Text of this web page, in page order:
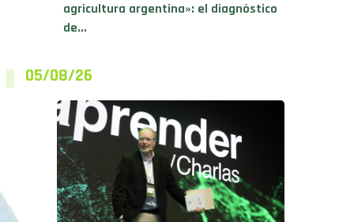
agricultura argentina»: el diagnóstico
de...
05/08/26